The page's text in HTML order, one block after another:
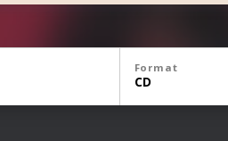
Format
CD